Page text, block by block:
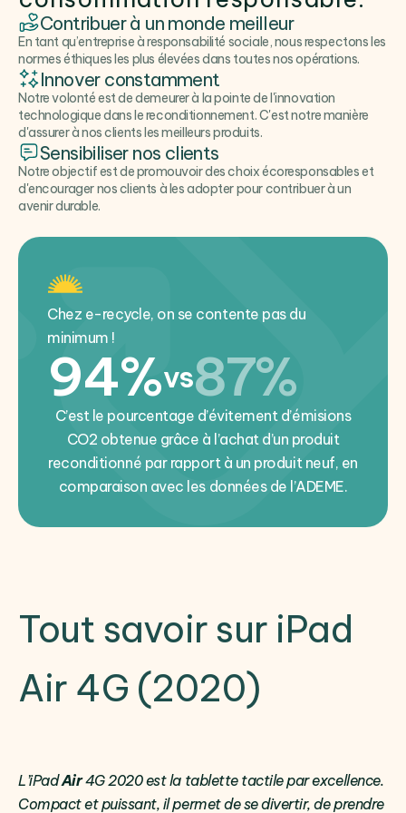
Contribuer à un monde meilleur
En tant qu’entreprise à responsabilité sociale, nous respectons les
normes éthiques les plus élevées dans toutes nos opérations.
Innover constamment
Notre volonté est de demeurer à la pointe de l'innovation
technologique dans le reconditionnement. C'est notre manière
d'assurer à nos clients les meilleurs produits.
Sensibiliser nos clients
Notre objectif est de promouvoir des choix écoresponsables et
d'encourager nos clients à les adopter pour contribuer à un
avenir durable.
Chez e-recycle, on se contente pas du
minimum !
94%vs87%
C’est le pourcentage d’évitement d’émisions
CO2 obtenue grâce à l’achat d’un produit
reconditionné par rapport à un produit neuf, en
comparaison avec les données de l’ADEME.
Tout savoir sur iPad
Air 4G (2020)
L’iPadAir4G 2020 est la tablette tactile par excellence.
Compact et puissant, il permet de se divertir, de prendre